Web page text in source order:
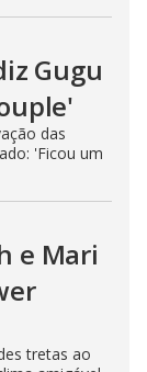
Gugu
das
'Ficou um
e Mari
tretas ao